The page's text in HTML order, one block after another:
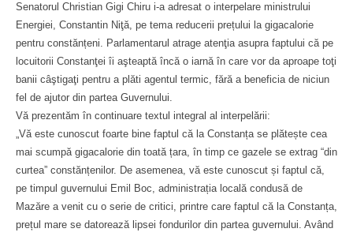
Senatorul Christian Gigi Chiru i-a adresat o interpelare ministrului
Energiei, Constantin Niţă, pe tema reducerii prețului la gigacalorie
pentru constănțeni. Parlamentarul atrage atenţia asupra faptului că pe
locuitorii Constanţei îi aşteaptă încă o iarnă în care vor da aproape toţi
banii câştigaţi pentru a plăti agentul termic, fără a beneficia de niciun
fel de ajutor din partea Guvernului.
Vă prezentăm în continuare textul integral al interpelării:
„Vă este cunoscut foarte bine faptul că la Constanța se plătește cea
mai scumpă gigacalorie din toată țara, în timp ce gazele se extrag “din
curtea” constănțenilor. De asemenea, vă este cunoscut și faptul că,
pe timpul guvernului Emil Boc, administrația locală condusă de
Mazăre a venit cu o serie de critici, printre care faptul că la Constanța,
prețul mare se datorează lipsei fondurilor din partea guvernului. Având